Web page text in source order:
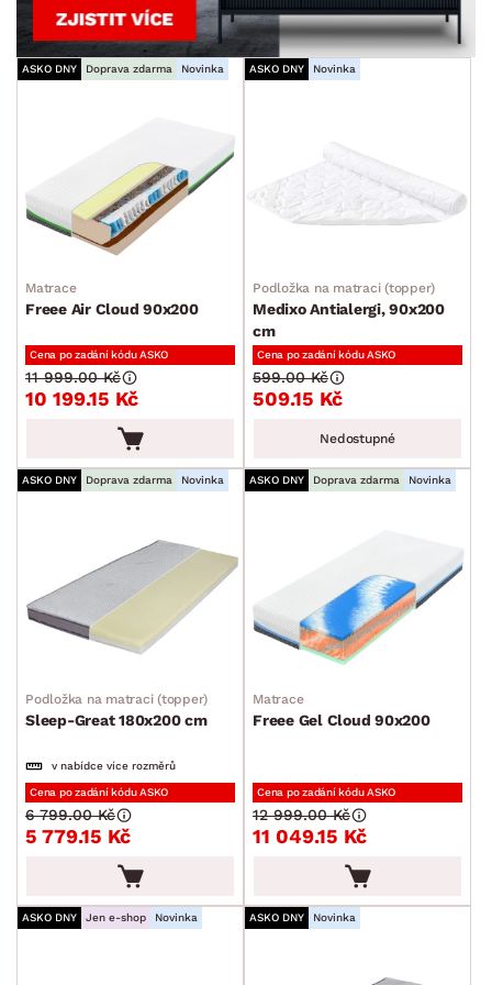
ASKO DNY Doprava zdarma Novinka
Matrace
Freee Air Cloud 90x200
Cena po zadání kódu ASKO
10 199.15 Kč
11 999.00 Kč
ASKO DNY Novinka
Podložka na matraci (topper)
Medixo Antialergi, 90x200
cm
Cena po zadání kódu ASKO
509.15 Kč
599.00 Kč
Nedostupné
ASKO DNY Doprava zdarma Novinka
Podložka na matraci (topper)
Sleep-Great 180x200 cm
v nabídce více rozměrů
Cena po zadání kódu ASKO
5 779.15 Kč
6 799.00 Kč
ASKO DNY Doprava zdarma Novinka
Matrace
Freee Gel Cloud 90x200
Cena po zadání kódu ASKO
11 049.15 Kč
12 999.00 Kč
ASKO DNY Jen e-shop Novinka ASKO DNY Novinka